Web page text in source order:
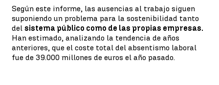
Según este informe, las ausencias al trabajo siguen
suponiendo un problema para la sostenibilidad tanto
del sistema público como de las propias empresas.
Han estimado, analizando la tendencia de años
anteriores, que el coste total del absentismo laboral
fue de 39.000 millones de euros el año pasado.